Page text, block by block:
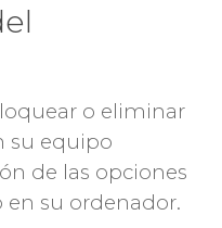
o eliminar
su equipo
de las opciones
su ordenador.